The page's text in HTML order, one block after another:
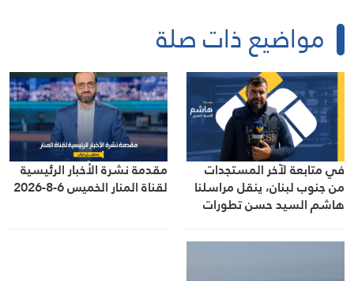
مواضيع ذات صلة
في متابعة لآخر المستجدات
من جنوب لبنان، ينقل مراسلنا
هاشم السيد حسن تطورات
مقدمة نشرة الأخبار الرئيسية
لقناة المنار الخميس 6-8-2026